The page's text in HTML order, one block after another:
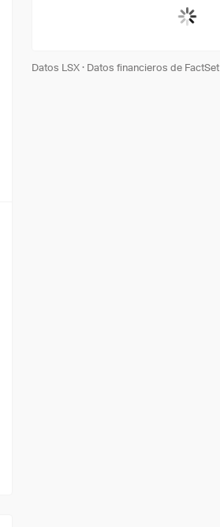
Datos LSX· Datos financieros de FactSet